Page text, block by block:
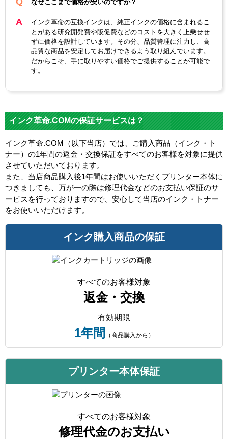
なぜここまで価格が安いのですか？
インク革命の互換インクは、純正インクの価格に含まれるこ
とがある研究開発費や販促費などのコストを大きく上乗せせ
ずに価格を設計しています。その分、品質管理に注力し、高
品質な商品を安定してお届けできるよう取り組んでいます。
だからこそ、手に取りやすい価格でご提供することが可能で
す。
インク革命.COMの保証サービスは？
インク革命.COM（以下当店）では、ご購入商品（インク・ト
ナー）の1年間の返金・交換保証をすべてのお客様を対象に提供
させていただいております。
また、当店商品購入後1年間はお使いいただくプリンター本体に
つきましても、万が一の際は修理代金などのお支払い保証のサ
ービスを行っておりますので、安心して当店のインク・トナー
をお使いいただけます。
インク購入商品の保証
すべてのお客様対象
返金・交換
有効期限
1年間 （商品購入から）
プリンター本体保証
すべてのお客様対象
修理代金のお支払い